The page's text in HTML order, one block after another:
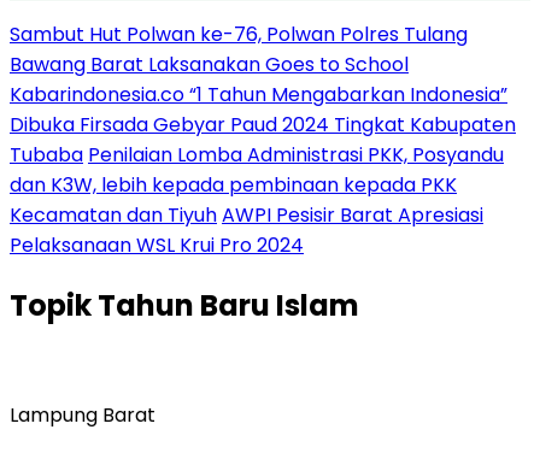
Sambut Hut Polwan ke-76, Polwan Polres Tulang
Bawang Barat Laksanakan Goes to School
Kabarindonesia.co “1 Tahun Mengabarkan Indonesia”
Dibuka Firsada Gebyar Paud 2024 Tingkat Kabupaten
Tubaba Penilaian Lomba Administrasi PKK, Posyandu
dan K3W, lebih kepada pembinaan kepada PKK
Kecamatan dan TiyuhAWPI Pesisir Barat Apresiasi
Pelaksanaan WSL Krui Pro 2024
TopikTahun Baru Islam
Lampung Barat